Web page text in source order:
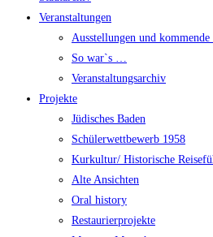
Veranstaltungen
Ausstellungen und kommende
So war`s …
Veranstaltungsarchiv
Projekte
Jüdisches Baden
Schülerwettbewerb 1958
Kurkultur/ Historische
Alte Ansichten
Oral history
Restaurierprojekte